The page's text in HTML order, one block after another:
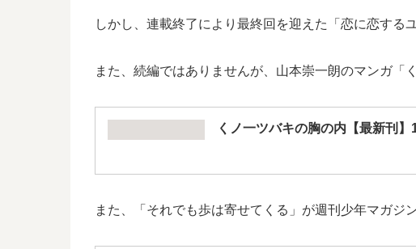
しかし、連載終了により最終回を迎えた「恋に恋する
また、続編ではありませんが、山本崇一朗のマンガ「
くノ一ツバキの胸の内【最新刊
また、「それでも歩は寄せてくる」が週刊少年マガジ